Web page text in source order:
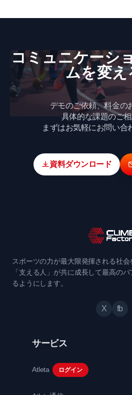
コミュニケーシ
ムを​変え
デモのご依頼、料金の
具体的な課題のご相
まずはお気軽にお問い合
資料ダウンロード
スポーツの力が最大限発揮される社
「支える人」が共に成長して最高の
るようにします。
X fb
サービス
Atleta ログイン